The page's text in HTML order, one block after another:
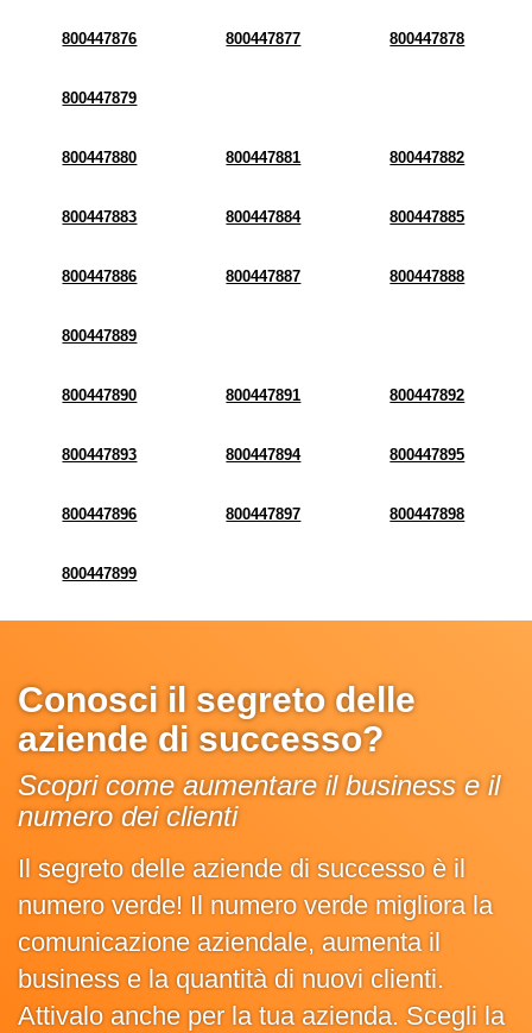
800447876 800447877 800447878
800447879
800447880 800447881 800447882
800447883 800447884 800447885
800447886 800447887 800447888
800447889
800447890 800447891 800447892
800447893 800447894 800447895
800447896 800447897 800447898
800447899
Conosci il segreto delle
aziende di successo?
Scopri come aumentare il business e il
numero dei clienti
Il segreto delle aziende di successo è il
numero verde! Il numero verde migliora la
comunicazione aziendale, aumenta il
business e la quantità di nuovi clienti.
Attivalo anche per la tua azienda. Scegli la